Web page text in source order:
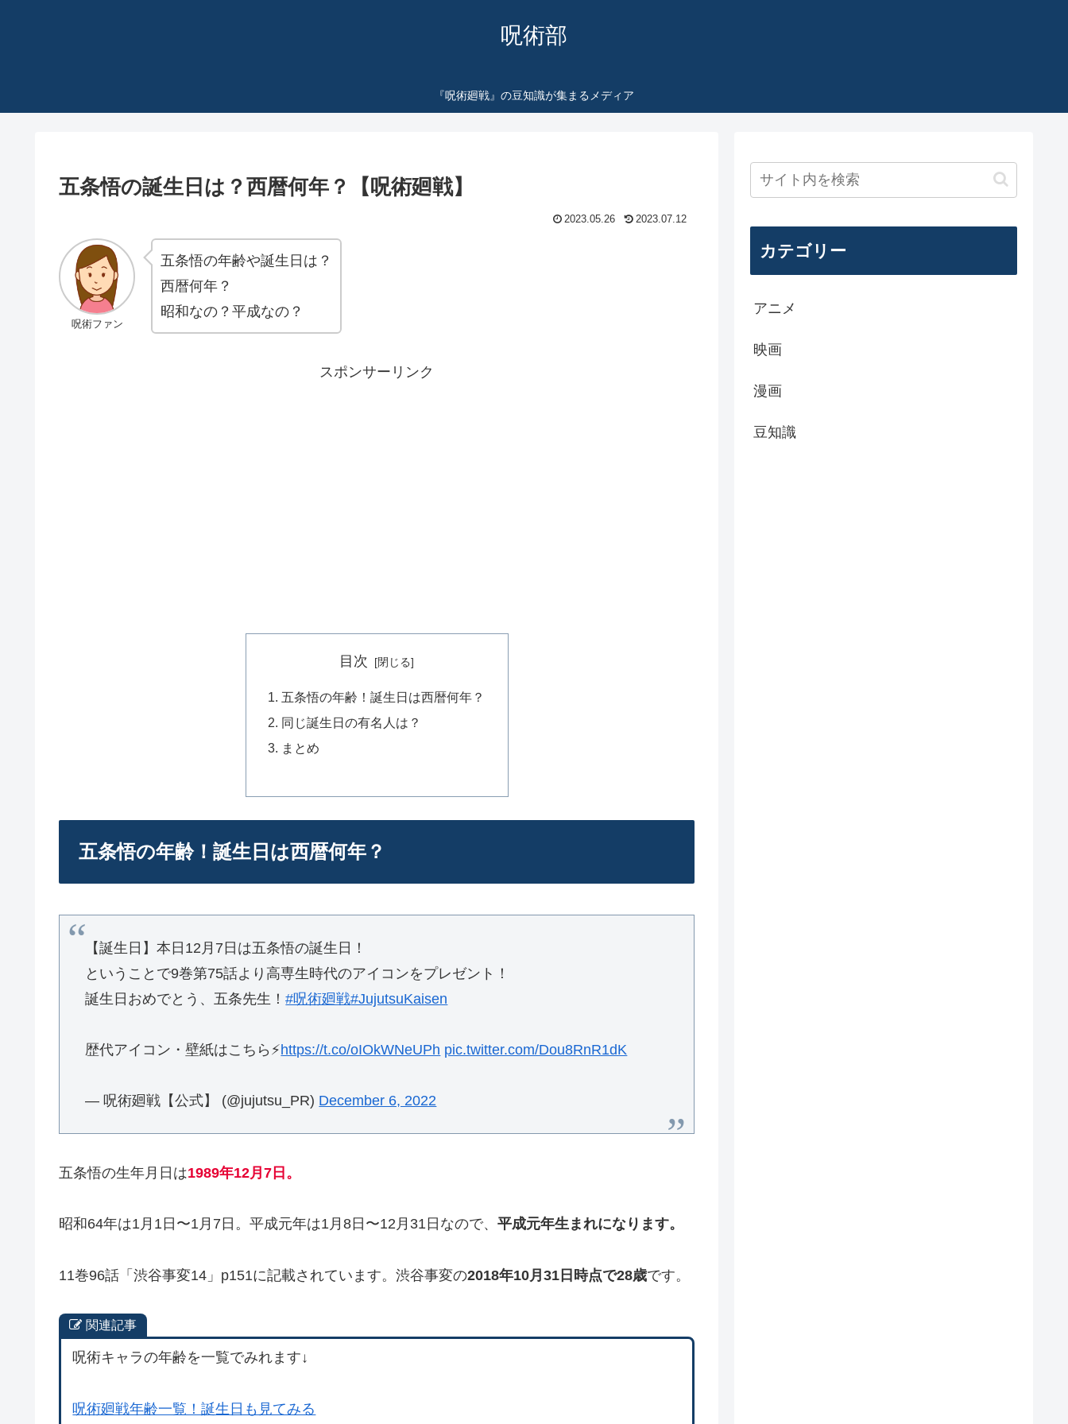
呪術部
『呪術廻戦』の豆知識が集まるメディア
五条悟の誕生日は？西暦何年？【呪術廻戦】
2023.05.26 2023.07.12
呪術ファン
五条悟の年齢や誕生日は？
西暦何年？
昭和なの？平成なの？
スポンサーリンク
目次
五条悟の年齢！誕生日は西暦何年？
同じ誕生日の有名人は？
まとめ
五条悟の年齢！誕生日は西暦何年？
【誕生日】本日12月7日は五条悟の誕生日！
ということで9巻第75話より高専生時代のアイコンをプレゼント！
誕生日おめでとう、五条先生！#呪術廻戦#JujutsuKaisen
歴代アイコン・壁紙はこちら⚡️https://t.co/oIOkWNeUPh pic.twitter.com/Dou8RnR1dK
— 呪術廻戦【公式】 (@jujutsu_PR) December 6, 2022
五条悟の生年月日は1989年12月7日。
昭和64年は1月1日〜1月7日。平成元年は1月8日〜12月31日なので、 平成元年生まれになります。
11巻96話「渋谷事変14」p151に記載されています。渋谷事変の2018年10月31日時点で28歳です。
関連記事
呪術キャラの年齢を一覧でみれます↓
呪術廻戦年齢一覧！誕生日も見てみる
カテゴリー
アニメ
映画
漫画
豆知識